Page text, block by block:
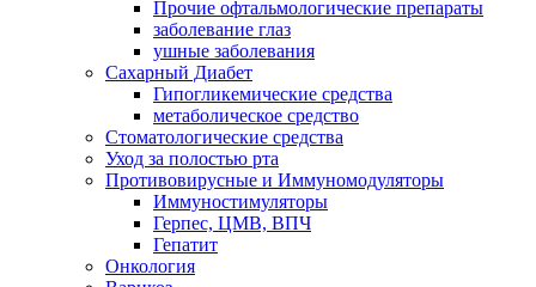
Прочие офтальмологические препараты
заболевание глаз
ушные заболевания
Сахарный Диабет
Гипогликемические средства
метаболическое средство
Стоматологические средства
Уход за полостью рта
Противовирусные и Иммуномодуляторы
Иммуностимуляторы
Герпес, ЦМВ, ВПЧ
Гепатит
Онкология